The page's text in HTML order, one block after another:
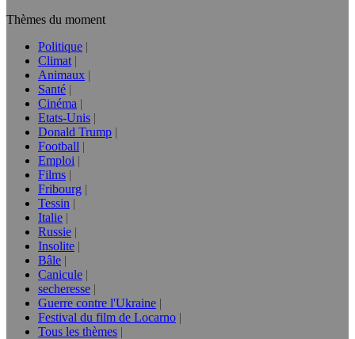
Thèmes du moment
Politique
Climat
Animaux
Santé
Cinéma
Etats-Unis
Donald Trump
Football
Emploi
Films
Fribourg
Tessin
Italie
Russie
Insolite
Bâle
Canicule
secheresse
Guerre contre l'Ukraine
Festival du film de Locarno
Tous les thèmes